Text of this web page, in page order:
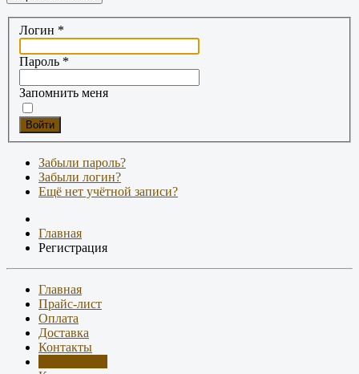
Логин *
Пароль *
Запомнить меня
Войти
Забыли пароль?
Забыли логин?
Ещё нет учётной записи?
Главная
Регистрация
Главная
Прайс-лист
Оплата
Доставка
Контакты